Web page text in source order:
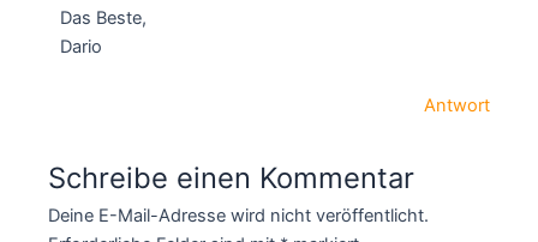
Das Beste,
Dario
Antwort
Schreibe einen Kommentar
Deine E-Mail-Adresse wird nicht veröffentlicht.